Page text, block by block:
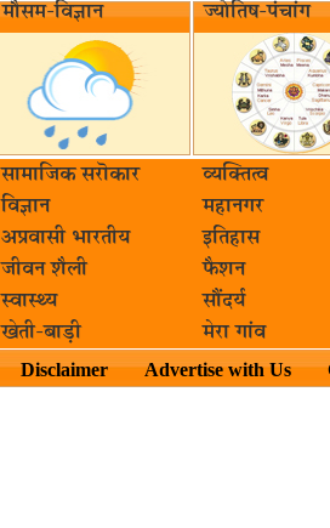
मौसम-विज्ञान ज्योतिष-पंचांग
सामाजिक सरॊकार‌
व्यक्तित्व
विज्ञान
महानगर
अप्रवासी भारतीय
इतिहास
जीवन शैली
फैशन
स्वास्थ्य
सौंदर्य
खेती-बाड़ी मेरा गांव
Disclaimer Advertise with Us